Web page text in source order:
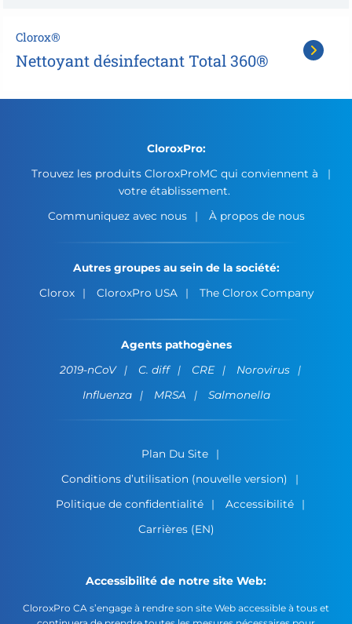
Clorox®
Nettoyant désinfectant Total 360®
CloroxPro:
Trouvez les produits CloroxProMC qui conviennent à
votre établissement.
Communiquez avec nous
À propos de nous
Autres groupes au sein de la société:
Clorox
CloroxPro USA The Clorox Company
Agents pathogènes
2019-nCoV
C. diff CRE
Norovirus
Influenza
MRSA Salmonella
Plan Du Site
Conditions d’utilisation (nouvelle version)
Politique de confidentialité
Accessibilité
Carrières (EN)
Accessibilité de notre site Web:
CloroxPro CA s’engage à rendre son site Web accessible à tous et